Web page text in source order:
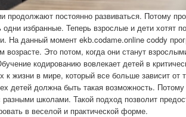
продолжают постоянно развиваться. Потому
избранные. Теперь взрослые и дети хотят
На данный момент ekb.codame.online coddy
возрасте. Это потом, когда они станут
кодированию вовлекает детей в
к жизни в мире, который все больше зависит от
детей должна быть такая возможность. Потому
разными школами. Такой подход позволит
в веселой и практической форме.